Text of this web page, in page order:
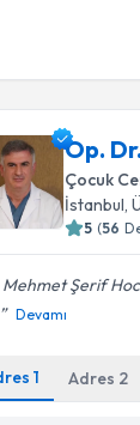
Op.
Çocuk
İstanbul ,
5 (56
Şerif
Devamı
1 Adres 2